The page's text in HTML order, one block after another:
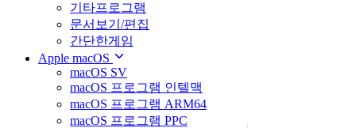
기타프로그램
문서보기/편집
간단한게임
Apple macOS
macOS SV
macOS 프로그램 인텔맥
macOS 프로그램 ARM64
macOS 프로그램 PPC